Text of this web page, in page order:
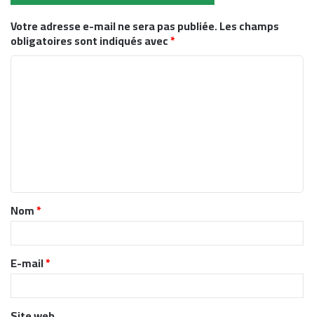
Votre adresse e-mail ne sera pas publiée.Les champs
obligatoires sont indiqués avec*
t
a
r
e
*
Nom*
E-mail*